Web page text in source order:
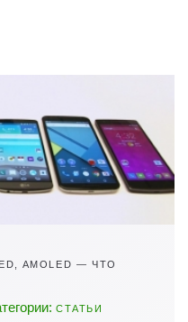
AMOLED — ЧТО
СТАТЬИ